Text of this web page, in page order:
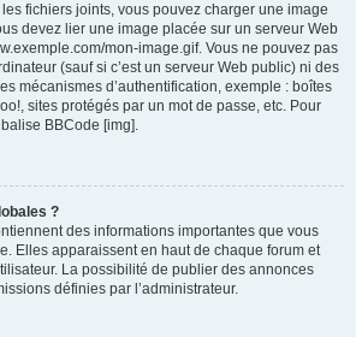
les fichiers joints, vous pouvez charger une image
devez lier une image placée sur un serveur Web
mon-image.gif. Vous ne pouvez pas
(sauf si c’est un serveur Web public) ni des
mécanismes d’authentification, exemple : boîtes
sites protégés par un mot de passe, etc. Pour
BBCode [img].
?
des informations importantes que vous
Elles apparaissent en haut de chaque forum et
La possibilité de publier des annonces
définies par l’administrateur.